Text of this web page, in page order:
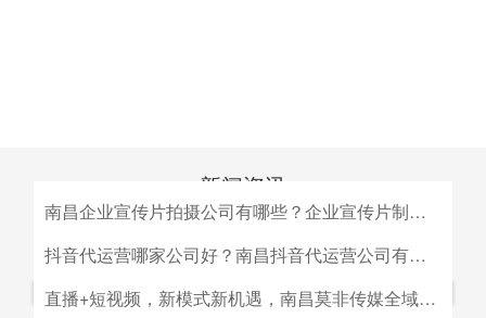
新闻资讯
南昌企业宣传片拍摄公司有哪些？企业宣传片制作公司哪家好
南昌企业宣传片拍摄公司有哪些？企业宣传片制作公司哪家
视宣传的规模，似乎企业宣传片是大企业才做得起的东西。
抖音代运营哪家公司好？南昌抖音代运营公司有哪些？
抖音代运营哪家公司好？南昌抖音代运营公司有哪些？抖音直播+短视频，新模式新机遇，南昌莫非传媒全域营销平台全新低成本精准拓客！